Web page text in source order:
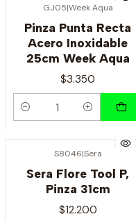
GJ05|Week Aqua
Pinza Punta Recta
Acero Inoxidable
25cm Week Aqua
$3.350
Cantidad
S8046|Sera
Sera Flore Tool P,
Pinza 31cm
$12.200